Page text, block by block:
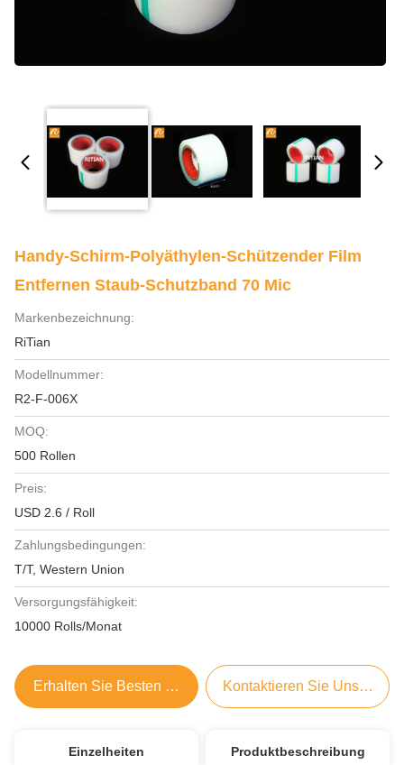
Handy-Schirm-Polyäthylen-Schützender Film
Entfernen Staub-Schutzband 70 Mic
Markenbezeichnung:
RiTian
Modellnummer:
R2-F-006X
MOQ:
500 Rollen
Preis:
USD 2.6 / Roll
Zahlungsbedingungen:
T/T, Western Union
Versorgungsfähigkeit:
10000 Rolls/Monat
Erhalten Sie Besten Preis Kontaktieren Sie Uns Jetzt
Einzelheiten Produktbeschreibung